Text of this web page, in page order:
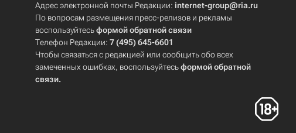
Адрес электронной почты Редакции:internet-group@ria.ru
По вопросам размещения пресс-релизов и рекламы
воспользуйтесьформой обратной связи
Телефон Редакции:7 (495) 645-6601
Чтобы связаться с редакцией или сообщить обо всех
замеченных ошибках, воспользуйтесьформой обратной
связи.